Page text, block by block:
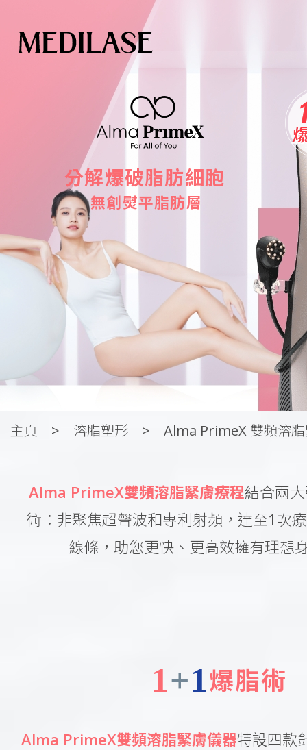
分解爆破脂肪細胞
無創熨平脂肪層
主頁 溶脂塑形 Alma PrimeX 雙頻溶
Alma PrimeX雙頻溶脂緊膚療程結合兩
術：非聚焦超聲波和專利射頻，達至1次
線條，助您更快、更高效擁有理想
1+1爆脂術
Alma PrimeX雙頻溶脂緊膚儀器特設四款